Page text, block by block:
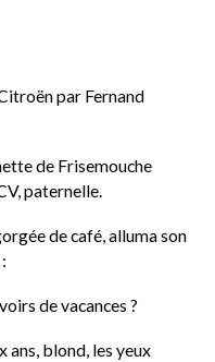
par Fernand
de Frisemouche
paternelle.
de café, alluma son
de vacances ?
ans, blond, les yeux